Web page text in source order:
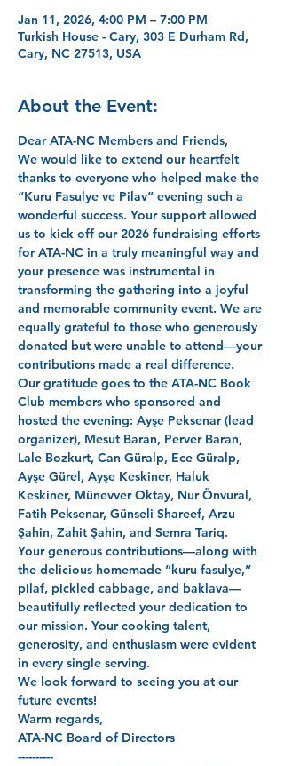
Jan 11, 2026, 4:00 PM – 7:00 PM
Turkish House - Cary, 303 E Durham Rd,
Cary, NC 27513, USA
About the Event:
Dear ATA-NC Members and Friends,
We would like to extend our heartfelt
thanks to everyone who helped make the
“Kuru Fasulye ve Pilav” evening such a
wonderful success. Your support allowed
us to kick off our 2026 fundraising efforts
for ATA-NC in a truly meaningful way and
your presence was instrumental in
transforming the gathering into a joyful
and memorable community event. We are
equally grateful to those who generously
donated but were unable to attend—your
contributions made a real difference.
Our gratitude goes to the ATA-NC Book
Club members who sponsored and
hosted the evening: Ayşe Peksenar (lead
organizer), Mesut Baran, Perver Baran,
Lale Bozkurt, Can Güralp, Ece Güralp,
Ayşe Gürel, Ayşe Keskiner, Haluk
Keskiner, Münevver Oktay, Nur Önvural,
Fatih Peksenar, Günseli Shareef, Arzu
Şahin, Zahit Şahin, and Semra Tariq.
Your generous contributions—along with
the delicious homemade ”kuru fasulye,”
pilaf, pickled cabbage, and baklava—
beautifully reflected your dedication to
our mission. Your cooking talent,
generosity, and enthusiasm were evident
in every single serving.
We look forward to seeing you at our
future events!
Warm regards,
ATA-NC Board of Directors
----------